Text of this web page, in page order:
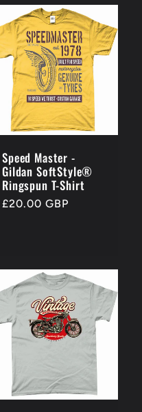
Speed Master -
Gildan SoftStyle®
Ringspun T-Shirt
Prezzo
£20.00 GBP